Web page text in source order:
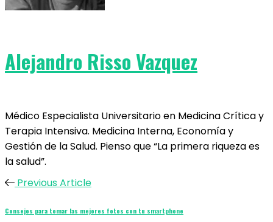
Alejandro Risso Vazquez
Médico Especialista Universitario en Medicina Crítica y
Terapia Intensiva. Medicina Interna, Economía y
Gestión de la Salud. Pienso que “La primera riqueza es
la salud”.
Previous Article
Consejos para tomar las mejores fotos con tu smartphone